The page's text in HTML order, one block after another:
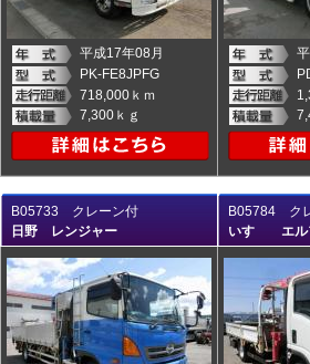
平成17年08月
PK-FE8JPFG
718,000ｋｍ
7,300ｋｇ
B05733 クレーン付
日野 レンジャー
B05784 ク
いすゞ エル